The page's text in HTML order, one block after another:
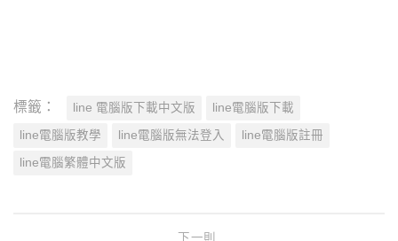
標籤： line 電腦版下載中文版 line電腦版下載
line電腦版教學 line電腦版無法登入 line電腦版註冊
line電腦繁體中文版
下一則